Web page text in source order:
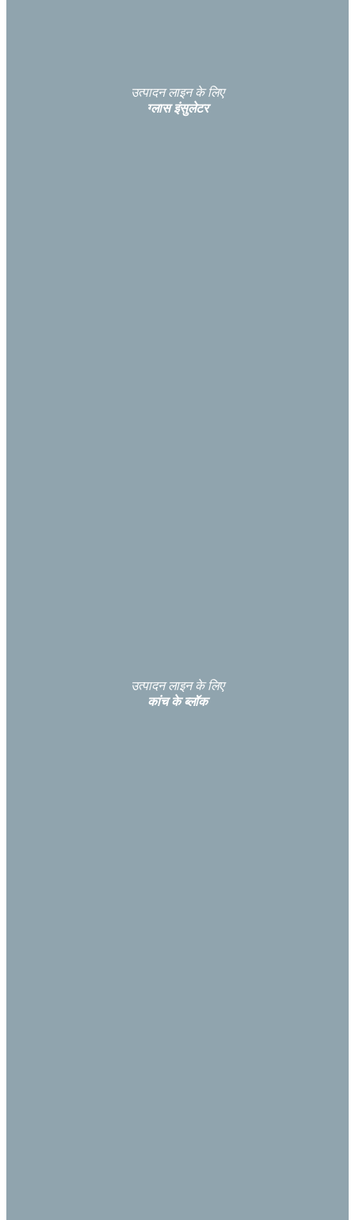
उत्पादन लाइन के लिए
ग्लास इंसुलेटर
उत्पादन लाइन के लिए
कांच के ब्लॉक